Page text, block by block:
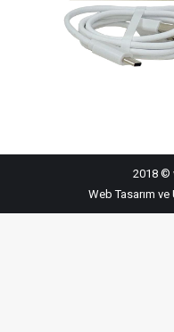
2018 ©
Web Tasarım